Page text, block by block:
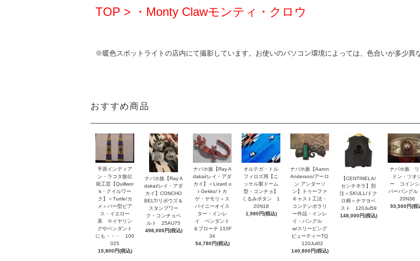
TOP > ・Monty Clawモンティ・クロウ
※暖色スポットライトの店内にて撮影しています。お使いのパソコン環境によっては、色合いが多少異
おすすめ商品
平原インディア
ン・ラコタ族伝
統工芸【Quillwor
k・クイルワー
ク】＜Turtle/カ
メ＞バー型ピア
ス・イエロー
系 ※イヤリン
グやペンダント
にも・・・ 100
025
15,800円(税込)
ナバホ族【Ray A
dakai/レイ・アダ
カイ】CONCHO
BELT/リポウズ＆
スタンプワー
ク・コンチョベ
ルト 25AU75
498,000円(税込)
ナバホ族【Ray A
dakai/レイ・アダ
カイ】＜Lizard o
r Gekko/トカ
ゲ・ヤモリ＞ス
パイニーオイス
ター・インレ
イ ペンダント
＆ブローチ 110F
34
54,780円(税込)
オルテガ・トル
フィロズ用【ニ
ッケル製ドーム
型・コンチョ】
くるみボタン 1
20N18
1,980円(税込)
ナバホ族【Aaron
Anderson/アーロ
ン アンダーソ
ン】トゥーファ
キャスト工法・
コンテンポラリ
ー作品・インレ
イ・バングル
w/スリーピング
ビューティーTQ
120Jul02
140,800円(税込)
【CENTINELA/
センチネラ】別
注＜SKULL/ドク
ロ柄＞チマヨベ
スト 120Jul59
148,000円(税込)
ナバホ族 リ
ドン・ツオ
ー コインシ
バーバング
20N36
93,500円(税